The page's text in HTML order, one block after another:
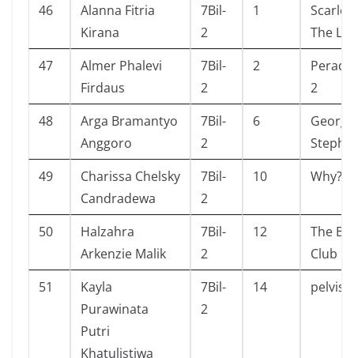
46
Alanna Fitria
Kirana
7Bil-
2
1
The
47
Almer Phalevi
Firdaus
7Bil-
2
2
2
48
Arga Bramantyo
Anggoro
7Bil-
2
6
George
49
Charissa Chelsky
Candradewa
7Bil-
2
10 Why?
50
Halzahra
Arkenzie Malik
7Bil-
2
12
The
Club
51
Kayla
Purawinata
Putri
Khatulistiwa
7Bil-
2
14 pelvis